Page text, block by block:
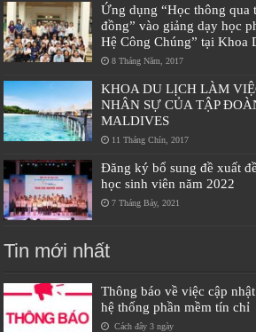
Ứng dụng “Học thông qua
đồng” vào giảng dạy học
Hệ Công Chúng” tại Khoa
8 Tháng Năm, 2017
KHOA DU LỊCH LÀM
NHÂN SỰ CỦA TẬP
MALDIVES
11 Tháng Chín, 2017
Đăng ký bổ sung đề xuất
học sinh viên năm 2022
7 Tháng Bảy, 2021
Tin mới nhất
Thông báo về việc cập
hệ thống phần mềm tín chỉ
Cách đây 3 ngày